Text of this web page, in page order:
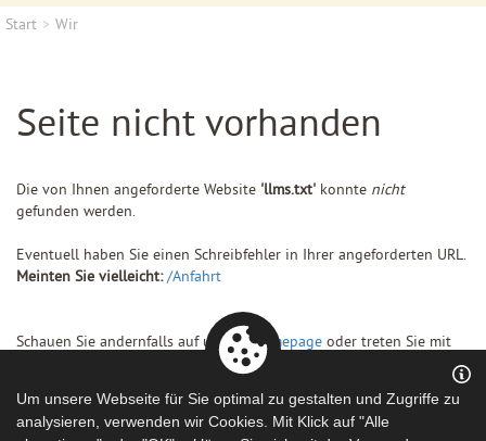
Start Wir
Seite nicht vorhanden
Die von Ihnen angeforderte Website 'llms.txt' konnte nicht
gefunden werden.
Eventuell haben Sie einen Schreibfehler in Ihrer angeforderten URL.
Meinten Sie vielleicht: /Anfahrt
Schauen Sie andernfalls auf unsereHomepage oder treten Sie mit
Um unsere Webseite für Sie optimal zu gestalten und Zugriffe zu
analysieren, verwenden wir Cookies. Mit Klick auf "Alle